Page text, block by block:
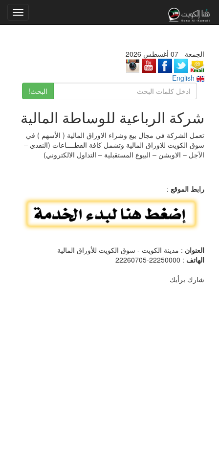
الجمعة - 07 أغسطس 2026
البحث!
شركة الرباعية للوساطة المالية
تعمل الشركة في مجال بيع وشراء الاوراق المالية ( الأسهم ) في
سوق الكويت للاوراق المالية وتشمل كافة القطــــاعات (النقدي –
الآجل – الاوبشن – البيوع المستقبلية – التداول الالكتروني)
رابط الموقع :
العنوان : مدينة الكويت - سوق الكويت للأوراق المالية
الهاتف : 22250000-22260705
شارك برأيك